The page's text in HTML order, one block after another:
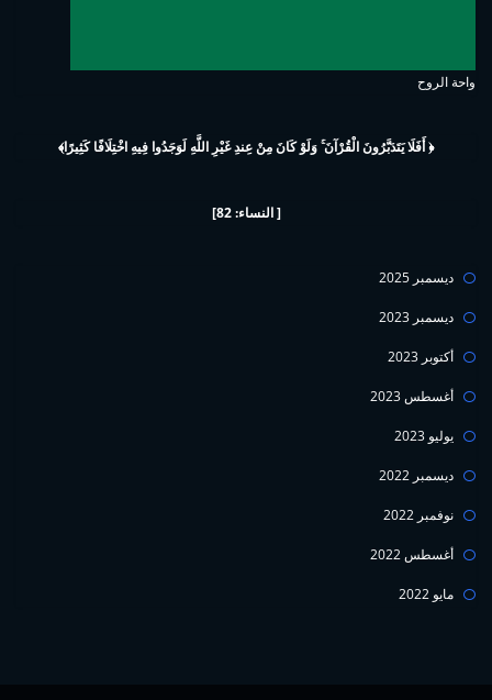
واحة الروح
﴿ أَفَلَا يَتَدَبَّرُونَ الْقُرْآنَ ۚ وَلَوْ كَانَ مِنْ عِندِ غَيْرِ اللَّهِ لَوَجَدُوا فِيهِ اخْتِلَافًا كَثِيرًا﴾
[ النساء: 82]
ديسمبر 2025
ديسمبر 2023
أكتوبر 2023
أغسطس 2023
يوليو 2023
ديسمبر 2022
نوفمبر 2022
أغسطس 2022
مايو 2022